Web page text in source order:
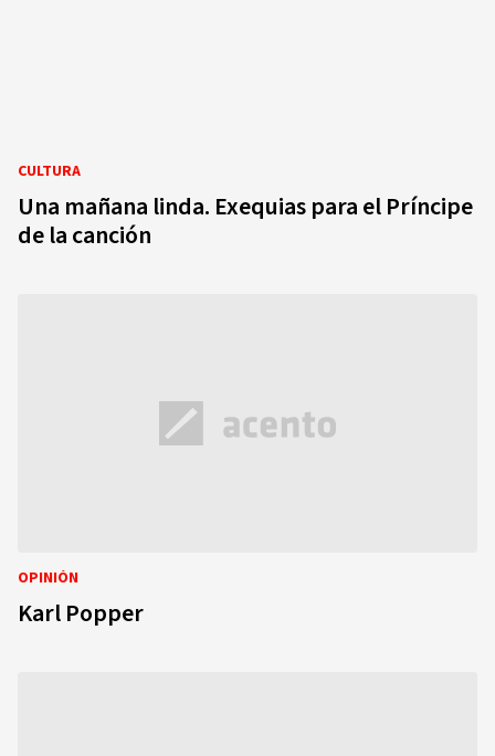
CULTURA
Una mañana linda. Exequias para el Príncipe
de la canción
OPINIÓN
Karl Popper